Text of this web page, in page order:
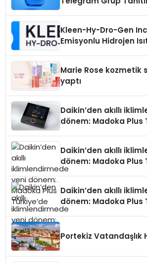
Kleen-Hy-Dro-Gen
Emisyonlu Hidrojen
Marie Rose kozmetik
yaptı
Daikin’den akıllı
dönem: Madoka Plus
Daikin’den akıllı
dönem: Madoka Plus
Daikin’den akıllı
dönem: Madoka Plus
Portekiz Vatandaşlık